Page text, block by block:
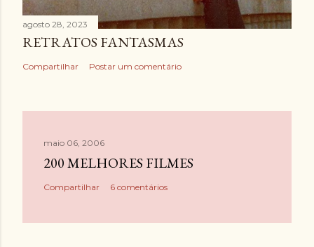
agosto 28, 2023
RETRATOS FANTASMAS
Compartilhar Postar um comentário
maio 06, 2006
200 MELHORES FILMES
Compartilhar 6 comentários